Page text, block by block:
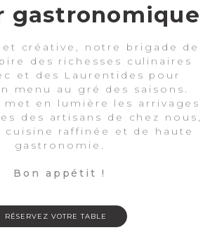
gastronomique
et créative, notre brigade de
des richesses culinaires
et des Laurentides pour
menu au gré des saisons.
met en lumière les arrivages
des artisans de chez nous,
cuisine raffinée et de haute
gastronomie.
Bon appétit !
RÉSERVEZ VOTRE TABLE